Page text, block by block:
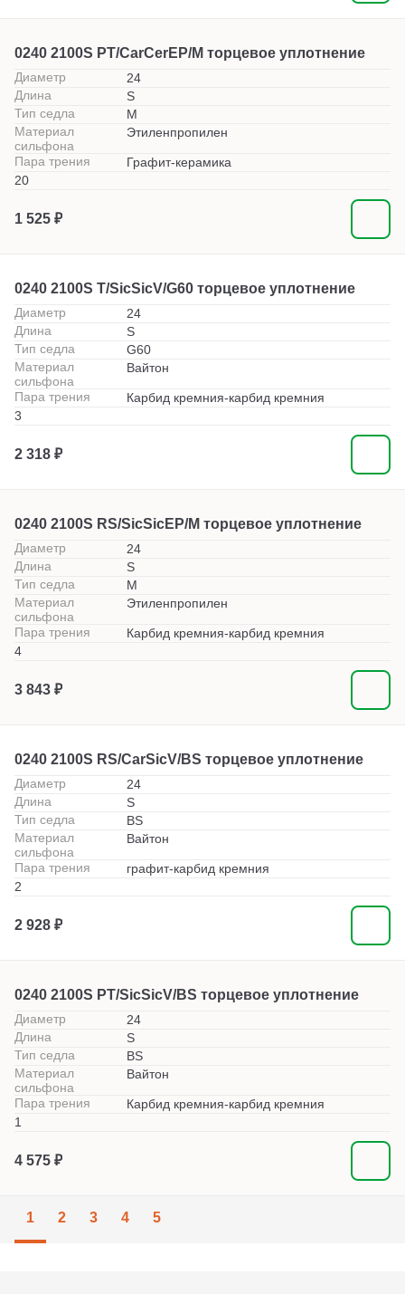
0240 2100S PT/CarCerEP/M торцевое уплотнение
Диаметр
24
Длина
S
Тип седла
M
Материал
сильфона
Этиленпропилен
Пара трения
Графит-керамика
20
1 525 ₽
0240 2100S T/SicSicV/G60 торцевое уплотнение
Диаметр
24
Длина
S
Тип седла
G60
Материал
сильфона
Вайтон
Пара трения
Карбид кремния-карбид кремния
3
2 318 ₽
0240 2100S RS/SicSicEP/M торцевое уплотнение
Диаметр
24
Длина
S
Тип седла
M
Материал
сильфона
Этиленпропилен
Пара трения
Карбид кремния-карбид кремния
4
3 843 ₽
0240 2100S RS/CarSicV/BS торцевое уплотнение
Диаметр
24
Длина
S
Тип седла
BS
Материал
сильфона
Вайтон
Пара трения
графит-карбид кремния
2
2 928 ₽
0240 2100S PT/SicSicV/BS торцевое уплотнение
Диаметр
24
Длина
S
Тип седла
BS
Материал
сильфона
Вайтон
Пара трения
Карбид кремния-карбид кремния
1
4 575 ₽
1 2 3 4 5